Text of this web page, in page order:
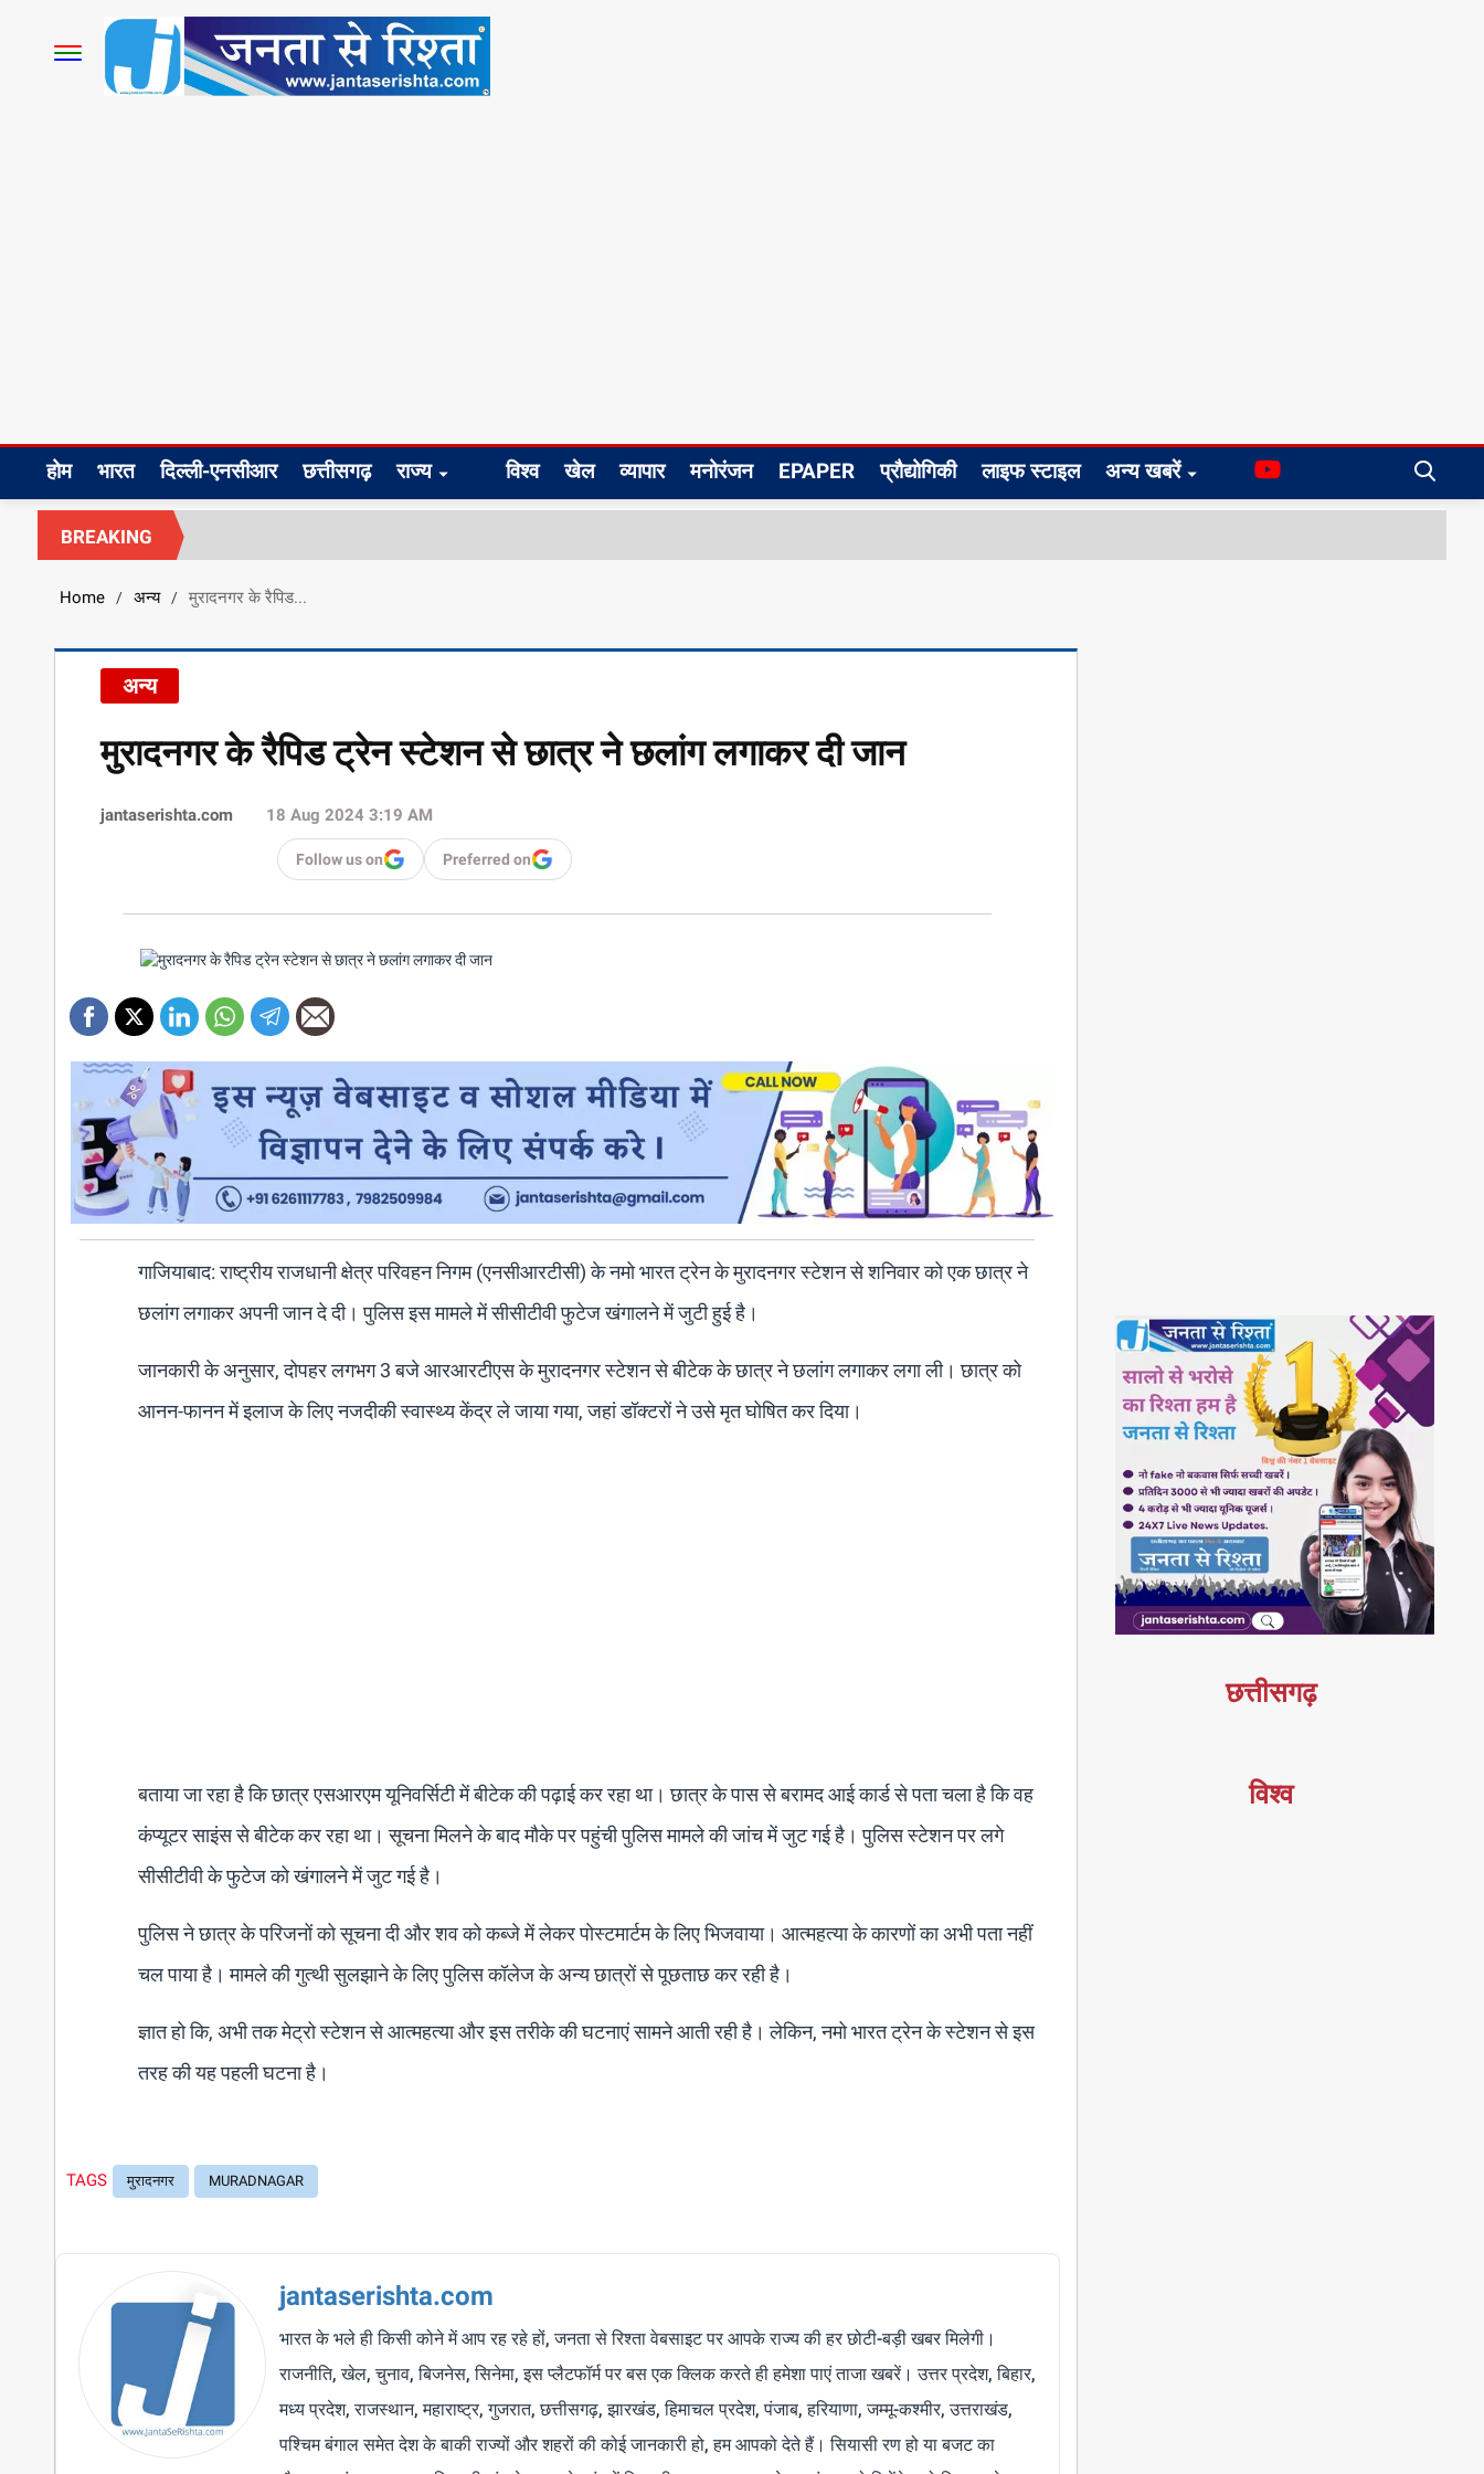
होम भारत दिल्ली-एनसीआर छत्तीसगढ़ राज्य विश्व खेल व्यापार मनोरंजन EPAPER प्रौद्योगिकी लाइफ स्टाइल अन्य खबरें
BREAKING
Home / अन्य / मुरादनगर के रैपिड...
अन्य
मुरादनगर के रैपिड ट्रेन स्टेशन से छात्र ने छलांग लगाकर दी जान
jantaserishta.com 18 Aug 2024 3:19 AM
Follow us on Preferred on
गाजियाबाद: राष्ट्रीय राजधानी क्षेत्र परिवहन निगम (एनसीआरटीसी) के नमो भारत ट्रेन के मुरादनगर स्टेशन से शनिवार को एक छात्र ने
छलांग लगाकर अपनी जान दे दी। पुलिस इस मामले में सीसीटीवी फुटेज खंगालने में जुटी हुई है।
जानकारी के अनुसार, दोपहर लगभग 3 बजे आरआरटीएस के मुरादनगर स्टेशन से बीटेक के छात्र ने छलांग लगाकर लगा ली। छात्र को
आनन-फानन में इलाज के लिए नजदीकी स्वास्थ्य केंद्र ले जाया गया, जहां डॉक्टरों ने उसे मृत घोषित कर दिया।
बताया जा रहा है कि छात्र एसआरएम यूनिवर्सिटी में बीटेक की पढ़ाई कर रहा था। छात्र के पास से बरामद आई कार्ड से पता चला है कि वह
कंप्यूटर साइंस से बीटेक कर रहा था। सूचना मिलने के बाद मौके पर पहुंची पुलिस मामले की जांच में जुट गई है। पुलिस स्टेशन पर लगे
सीसीटीवी के फुटेज को खंगालने में जुट गई है।
पुलिस ने छात्र के परिजनों को सूचना दी और शव को कब्जे में लेकर पोस्टमार्टम के लिए भिजवाया। आत्महत्या के कारणों का अभी पता नहीं
चल पाया है। मामले की गुत्थी सुलझाने के लिए पुलिस कॉलेज के अन्य छात्रों से पूछताछ कर रही है।
ज्ञात हो कि, अभी तक मेट्रो स्टेशन से आत्महत्या और इस तरीके की घटनाएं सामने आती रही है। लेकिन, नमो भारत ट्रेन के स्टेशन से इस
तरह की यह पहली घटना है।
TAGS मुरादनगर MURADNAGAR
jantaserishta.com
भारत के भले ही किसी कोने में आप रह रहे हों, जनता से रिश्ता वेबसाइट पर आपके राज्य की हर छोटी-बड़ी खबर मिलेगी।
राजनीति, खेल, चुनाव, बिजनेस, सिनेमा, इस प्लैटफॉर्म पर बस एक क्लिक करते ही हमेशा पाएं ताजा खबरें। उत्तर प्रदेश, बिहार,
मध्य प्रदेश, राजस्थान, महाराष्ट्र, गुजरात, छत्तीसगढ़, झारखंड, हिमाचल प्रदेश, पंजाब, हरियाणा, जम्मू-कश्मीर, उत्तराखंड,
पश्चिम बंगाल समेत देश के बाकी राज्यों और शहरों की कोई जानकारी हो, हम आपको देते हैं। सियासी रण हो या बजट का
छत्तीसगढ़
विश्व